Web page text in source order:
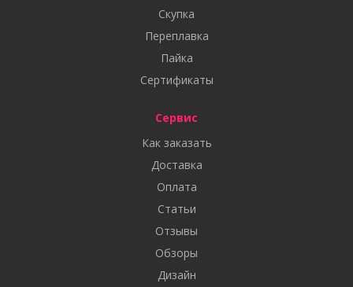
Скупка
Переплавка
Пайка
Сертификаты
Сервис
Как заказать
Доставка
Оплата
Статьи
Отзывы
Обзоры
Дизайн